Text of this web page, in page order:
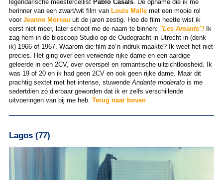
legendarische meestercellist Pablo Casals. De opname die ik me
herinner van een zwart/wit film van Louis Mallemet een mooie rol
voor Jeanne Moreau uit de jaren zestig. Hoe de film heette wist ik
eerst niet meer, later schoot me de naam te binnen: "Les Amants"!Ik
zag hem in de bioscoop Studio op de Oudegracht in Utrecht in (denk
ik) 1966 of 1967. Waarom die film zo´n indruk maakte? Ik weet het niet
precies. Het ging over een verwende rijke dame en een aardige
geleerde in een 2CV, over overspel en romantische uitzichtloosheid. Ik
was 19 of 20 en ik had geen 2CV en ook geen rijke dame. Maar dit
prachtig sextet met het intense, stuwende Andante moderatois me
sedertdien zó dierbaar geworden dat ik er zelfs verschillende
uitvoeringen van bij me heb. Terug naar boven
Lagos (77)